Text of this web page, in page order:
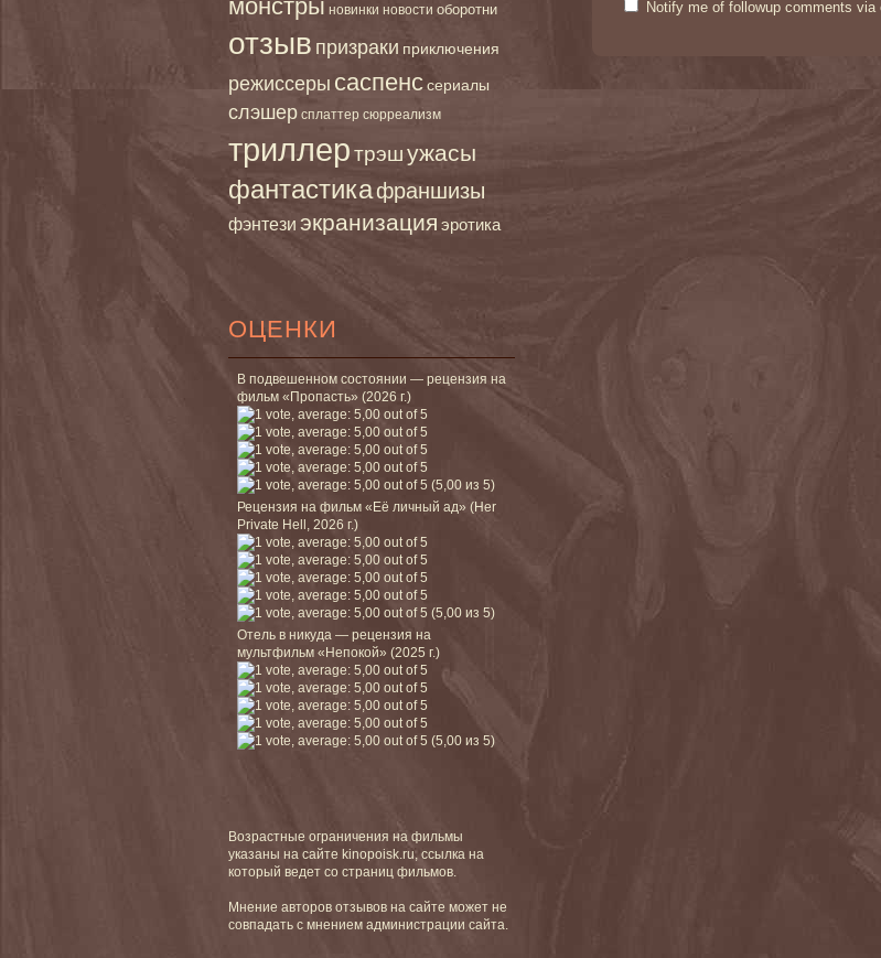
монстры новинки новости оборотни
отзыв призраки приключения
режиссеры саспенссериалы
слэшер сплаттер сюрреализм
триллертрэшужасы
фантастикафраншизы
фэнтези экранизация эротика
ОЦЕНКИ
В подвешенном состоянии — рецензия на
фильм «Пропасть» (2026 г.)
(5,00 из 5)
Рецензия на фильм «Её личный ад» (Her
Private Hell, 2026 г.)
(5,00 из 5)
Отель в никуда — рецензия на
мультфильм «Непокой» (2025 г.)
(5,00 из 5)
Возрастные ограничения на фильмы
указаны на сайте kinopoisk.ru, ссылка на
который ведет со страниц фильмов.
Мнение авторов отзывов на сайте может не
совпадать с мнением администрации сайта.
Notify me of followup comments via